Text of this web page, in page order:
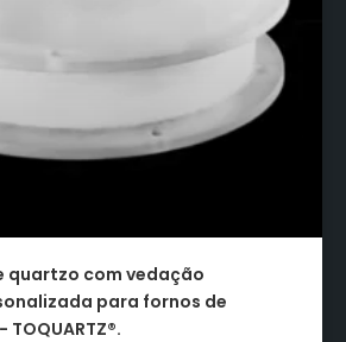
quartzo com vedação
para fornos de